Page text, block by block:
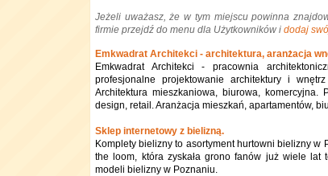
Jeżeli uważasz, że w tym miejscu powinna
firmie przejdź do menu dla Użytkowników i dodaj
Emkwadrat Architekci - architektura, aranżacja
Emkwadrat Architekci - pracownia
profesjonalne projektowanie architektury i
Architektura mieszkaniowa, biurowa, komercyjna.
design, retail. Aranżacja mieszkań, apartamentów,
Sklep internetowy z bielizną.
Komplety bielizny to asortyment hurtowni bielizny
the loom, która zyskała grono fanów już wiele
modeli bielizny w Poznaniu.